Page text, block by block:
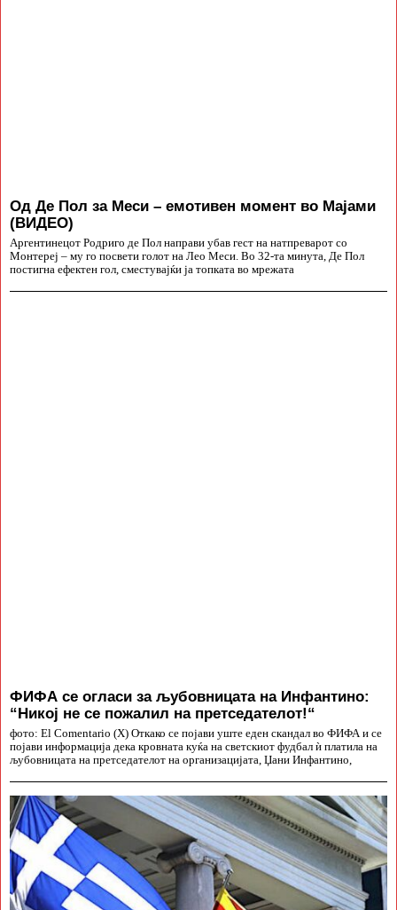
Од Де Пол за Меси – емотивен момент во Мајами
(ВИДЕО)
Аргентинецот Родриго де Пол направи убав гест на натпреварот со
Монтереј – му го посвети голот на Лео Меси. Во 32-та минута, Де Пол
постигна ефектен гол, сместувајќи ја топката во мрежата
ФИФА се огласи за љубовницата на Инфантино:
“Никој не се пожалил на претседателот!“
фото: El Comentario (X) Откако се појави уште еден скандал во ФИФА и се
појави информација дека кровната куќа на светскиот фудбал ѝ платила на
љубовницата на претседателот на организацијата, Џани Инфантино,